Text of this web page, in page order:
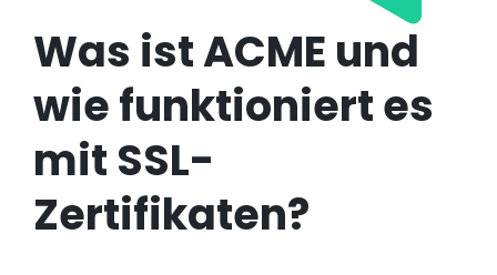
Was ist ACME und
wie funktioniert es
mit SSL-
Zertifikaten?